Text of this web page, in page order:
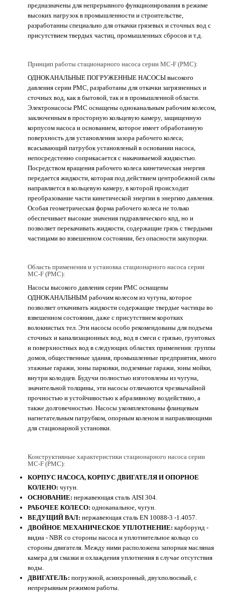
предназначены для непрерывного функционирования в режиме
высоких нагрузок в промышленности и строительстве,
разработанны специально для откачки грязевых и сточных вод с
присутствием твердых частиц, промышленных сбросов и т.д.
Принцип работы стационарного насоса серии MC-F (PMC):
ОДНОКАНАЛЬНЫЕ ПОГРУЖЕННЫЕ НАСОСЫ высокого
давления серии РМС, разработаны для откачки загрязненных и
сточных вод, как в бытовой, так и в промышленной области.
Электронасосы РМС оснащены одноканальным рабочим колесом,
заключенным в просторную кольцевую камеру, защищенную
корпусом насоса и основанием, которое имеет обработанную
поверхность для установления зазора рабочего колеса;
всасывающий патрубок установленый в основании насоса,
непосредстенно соприкасается с накачиваемой жидкостью.
Посредством вращения рабочего колеса кинетическая энергия
передается жидкости, которая под действием центробежной силы
направляется в кольцевую камеру, в которой происходит
преобразование части кинетической энергии в энергию давления.
Особая геометрическая форма рабочего колеса не только
обеспечивает высокие значения гидравлического кпд, но и
позволяет перекачивать жидкости, содержащие грязь с твердыми
частицами во взвешенном состоянии, без опасности закупорки.
Область применения и установка стационарного насоса серии
MC-F (PMC):
Насосы высокого давления серии РМС оснащены
ОДНОКАНАЛЬНЫМ рабочим колесом из чугуна, которое
позволяет откачивать жидкости содержащие твердые частицы во
взвешенном состоянии, даже с присутствием коротких
волокнистых тел. Эти насосы особо рекомендованы для подъема
сточных и канализационных вод, вод в смеси с грязью, грунтовых
и поверхностных вод в следующих областях применения: группы
домов, общественные здания, промышленные предприятия, много
этажные гаражи, зоны парковки, подземные гаражи, зоны мойки,
внутри колодцев. Будучи полностью изготовлены из чугуна,
значительной толщины, эти насосы отличаются чрезвычайной
прочностью и устойчивостью к абразивному воздействию, а
также долговечностью. Насосы укомплектованы фланцевым
нагнетательным патрубком, опорным коленом и направляющими
для стационарной установки.
Конструктивные характеристики стационарного насоса серии
MC-F (PMC):
КОРПУС НАСОСА, КОРПУС ДВИГАТЕЛЯ И ОПОРНОЕ
КОЛЕНО: чугун.
ОСНОВАНИЕ: нержавеющая сталь AISI 304.
РАБОЧЕЕ КОЛЕСО: одноканальное, чугун.
ВЕДУЩИЙ ВАЛ: нержавеющая сталь EN 10088-3 -1.4057.
ДВОЙНОЕ МЕХАНИЧЕСКОЕ УПЛОТНЕНИЕ: карборунд -
видиа - NBR со стороны насоса и уплотнительное кольцо со
стороны двигателя. Между ними расположена запорная масляная
камера для смазки и охлаждения уплотнения в случае отсутствия
воды.
ДВИГАТЕЛЬ: погружной, асинхронный, двухполюсный, с
непрерывным режимом работы.